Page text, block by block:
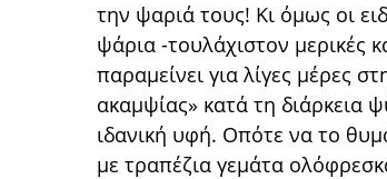
την ψαριά τους! Κι όμως οι
ψάρια -τουλάχιστον μερικές
παραμείνει για λίγες μέρες
ακαμψίας» κατά τη διάρκεια
ιδανική υφή. Οπότε να το
με τραπέζια γεμάτα